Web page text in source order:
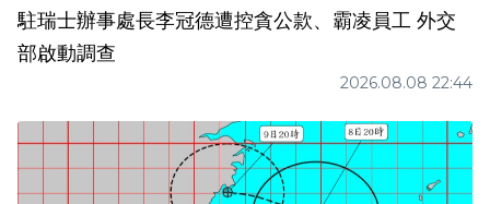
駐瑞士辦事處長李冠德遭控貪公款、霸凌員工 外交
部啟動調查
2026.08.08 22:44